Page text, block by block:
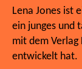
Lena Jones ist
ein junges und
mit dem Verlag
entwickelt hat.